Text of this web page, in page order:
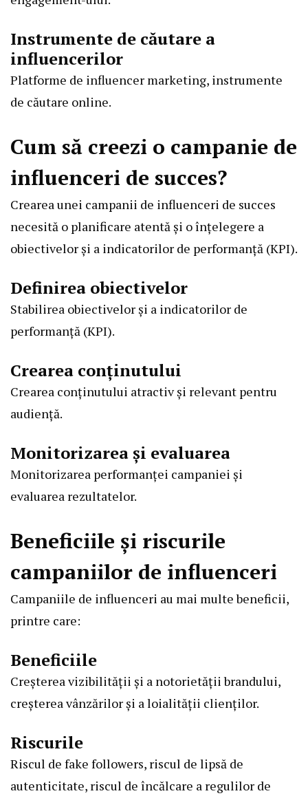
Instrumente de căutare a
influencerilor
Platforme de influencer marketing, instrumente
de căutare online.
Cum să creezi o campanie de
influenceri de succes?
Crearea unei campanii de influenceri de succes
necesită o planificare atentă și o înțelegere a
obiectivelor și a indicatorilor de performanță (KPI).
Definirea obiectivelor
Stabilirea obiectivelor și a indicatorilor de
performanță (KPI).
Crearea conținutului
Crearea conținutului atractiv și relevant pentru
audiență.
Monitorizarea și evaluarea
Monitorizarea performanței campaniei și
evaluarea rezultatelor.
Beneficiile și riscurile
campaniilor de influenceri
Campaniile de influenceri au mai multe beneficii,
printre care:
Beneficiile
Creșterea vizibilității și a notorietății brandului,
creșterea vânzărilor și a loialității clienților.
Riscurile
Riscul de fake followers, riscul de lipsă de
autenticitate, riscul de încălcare a regulilor de